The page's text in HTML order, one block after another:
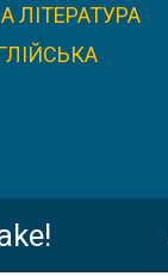
ЛІТЕРАТУРА